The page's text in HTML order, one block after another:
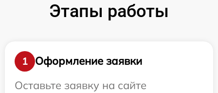
Этапы работы
1
Оформление заявки
Оставьте заявку на сайте